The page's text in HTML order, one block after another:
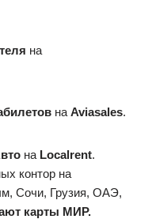
на
на Aviasales.
на Localrent.
контор на
Сочи, Грузия, ОАЭ,
карты МИР.